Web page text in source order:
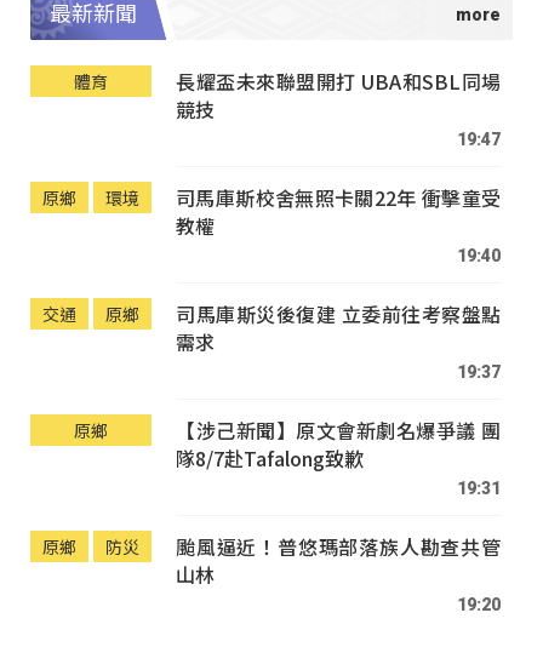
最新新聞
體育
長耀盃未來聯盟開打 UBA和SBL同場
競技
19:47
原鄉 環境
司馬庫斯校舍無照卡關22年 衝擊童受
教權
19:40
交通 原鄉
司馬庫斯災後復建 立委前往考察盤點
需求
19:37
原鄉
【涉己新聞】原文會新劇名爆爭議 團
隊8/7赴Tafalong致歉
19:31
原鄉 防災
颱風逼近！普悠瑪部落族人勘查共管
山林
19:20